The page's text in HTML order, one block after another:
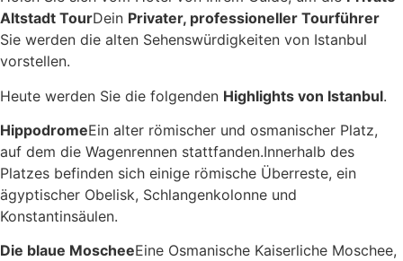
Altstadt TourDein Privater, professioneller Tourführer
Sie werden die alten Sehenswürdigkeiten von Istanbul
vorstellen.
Heute werden Sie die folgenden Highlights von Istanbul.
HippodromeEin alter römischer und osmanischer Platz,
auf dem die Wagenrennen stattfanden.Innerhalb des
Platzes befinden sich einige römische Überreste, ein
ägyptischer Obelisk, Schlangenkolonne und
Konstantinsäulen.
Die blaue MoscheeEine Osmanische Kaiserliche Moschee,